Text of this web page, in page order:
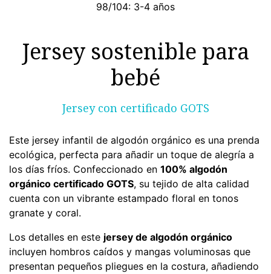
98/104: 3-4 años
​ Jersey sostenible para
bebé
Jersey con certificado GOTS
Este jersey infantil de algodón orgánico es una prenda
ecológica, perfecta para añadir un toque de alegría a
los días fríos. Confeccionado en 100% algodón
orgánico certificado GOTS, su tejido de alta calidad
cuenta con un vibrante estampado floral en tonos
granate y coral.
Los detalles en este jersey de algodón orgánico
incluyen hombros caídos y mangas voluminosas que
presentan pequeños pliegues en la costura, añadiendo